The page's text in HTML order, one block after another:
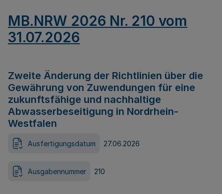
MB.NRW 2026 Nr. 210 vom
31.07.2026
Zweite Änderung der Richtlinien über die
Gewährung von Zuwendungen für eine
zukunftsfähige und nachhaltige
Abwasserbeseitigung in Nordrhein-
Westfalen
Ausfertigungsdatum 27.06.2026
Ausgabennummer 210